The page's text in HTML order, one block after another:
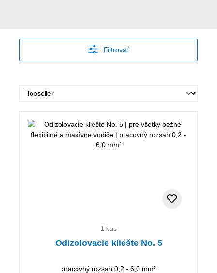
Filtrovať
1 kus
Odizolovacie kliešte No. 5
pracovný rozsah 0,2 - 6,0 mm²